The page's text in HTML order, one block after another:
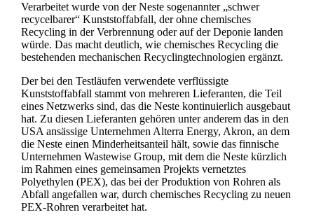
Verarbeitet wurde von der Neste sogenannter „schwer
recycelbarer“ Kunststoffabfall, der ohne chemisches
Recycling in der Verbrennung oder auf der Deponie landen
würde. Das macht deutlich, wie chemisches Recycling die
bestehenden mechanischen Recyclingtechnologien ergänzt.
Der bei den Testläufen verwendete verflüssigte
Kunststoffabfall stammt von mehreren Lieferanten, die Teil
eines Netzwerks sind, das die Neste kontinuierlich ausgebaut
hat. Zu diesen Lieferanten gehören unter anderem das in den
USA ansässige Unternehmen Alterra Energy, Akron, an dem
die Neste einen Minderheitsanteil hält, sowie das finnische
Unternehmen Wastewise Group, mit dem die Neste kürzlich
im Rahmen eines gemeinsamen Projekts vernetztes
Polyethylen (PEX), das bei der Produktion von Rohren als
Abfall angefallen war, durch chemisches Recycling zu neuen
PEX-Rohren verarbeitet hat.